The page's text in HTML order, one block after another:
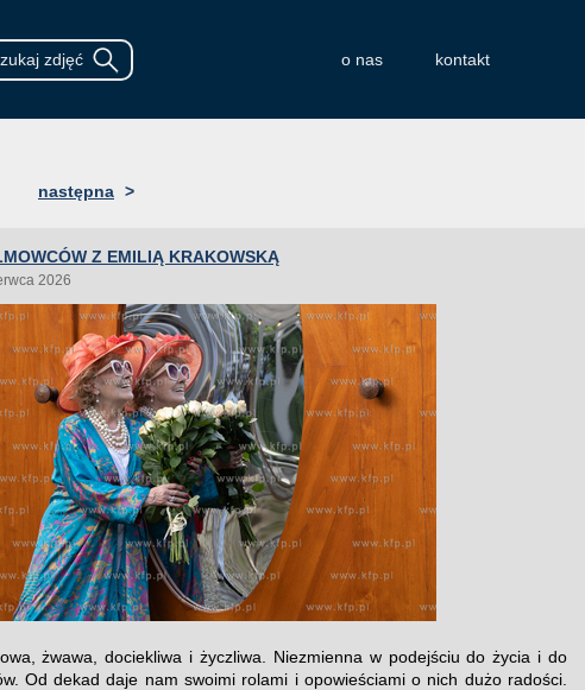
o nas kontakt
następna >
Z EMILIĄ KRAKOWSKĄ
2026
żwawa, dociekliwa i życzliwa. Niezmienna w podejściu do życia i do
Od dekad daje nam swoimi rolami i opowieściami o nich dużo radości.